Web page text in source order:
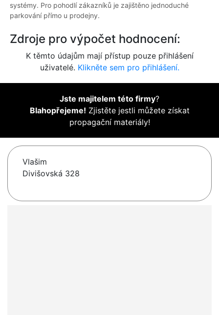
systémy. Pro pohodlí zákazníků je zajištěno jednoduché
parkování přímo u prodejny.
Zdroje pro výpočet hodnocení:
K těmto údajům mají přístup pouze přihlášení
uživatelé. Klikněte sem pro přihlášení.
Jste majitelem této firmy?
Blahopřejeme! Zjistěte jestli můžete získat
propagační materiály!
Vlašim
Divišovská 328